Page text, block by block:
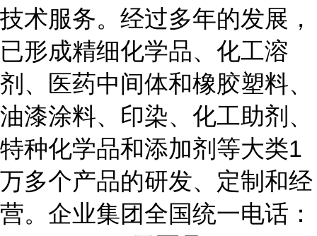
技术服务。经过多年的发展，
已形成精细化学品、化工溶
剂、医药中间体和橡胶塑料、
油漆涂料、印染、化工助剂、
特种化学品和添加剂等大类1
万多个产品的研发、定制和经
营。企业集团全国统一电话：